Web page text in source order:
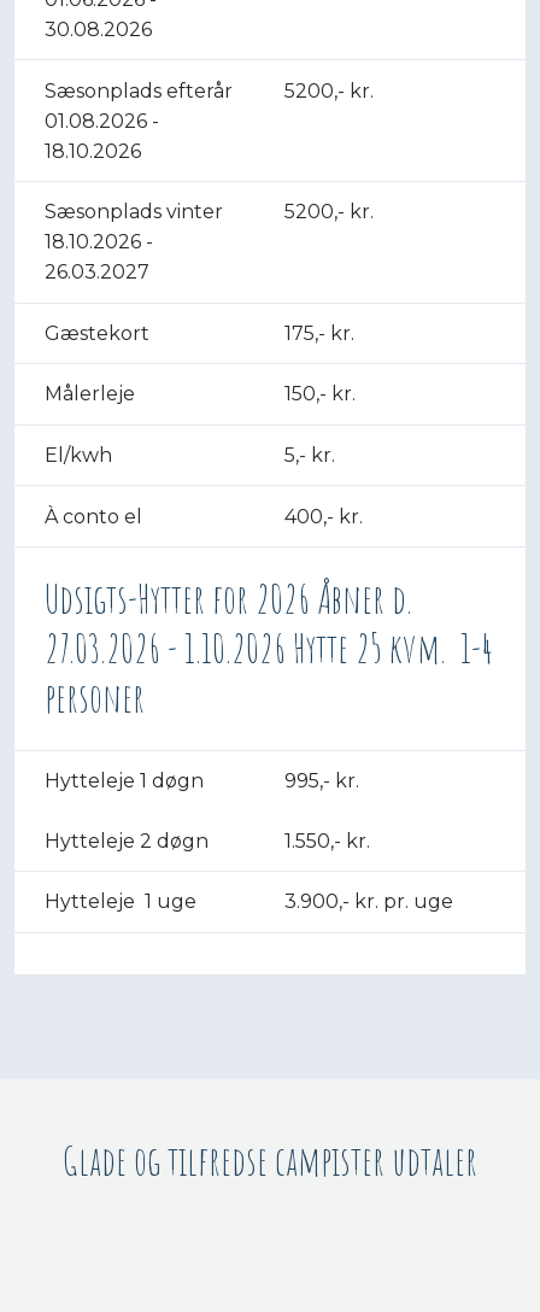
30.08.2026
Sæsonplads efterår
01.08.2026 -
18.10.2026
5200,- kr.
Sæsonplads vinter​
18.10.2026 -
26.03.2027
5200,- kr.
Gæstekort​ 175,- kr.
Målerleje​ 150,- kr.
El/kwh 5,- kr.
À conto el 400,- kr.
Udsigts-Hytter for 2026 Åbner d.
27.03.2026 - 1.10.2026 Hytte 25 kvm. 1-4
personer
​Hytteleje 1 døgn
Hytteleje 2 døgn
995,- kr.
1.550,- kr.
Hytteleje 1 uge 3.900,- kr. pr. uge
Glade og tilfredse campister udtaler​